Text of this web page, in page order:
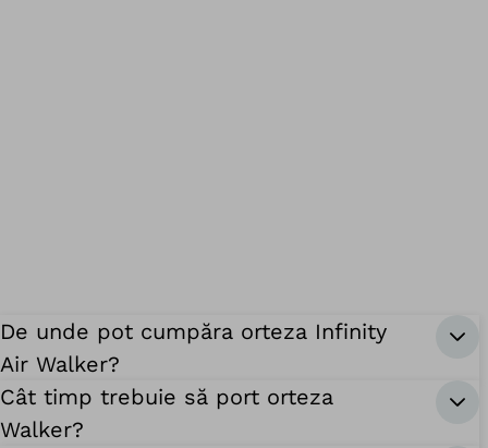
De unde pot cumpăra orteza Infinity
Air Walker?
Cât timp trebuie să port orteza
Walker?